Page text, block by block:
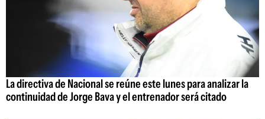
La directiva de Nacional se reúne este lunes para analizar la
continuidad de Jorge Bava y el entrenador será citado